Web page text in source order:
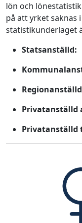
lön och
på att yrket saknas
statistikunderlaget
Statsanställd:
Regionanställd
Privatanställd
Privatanställd